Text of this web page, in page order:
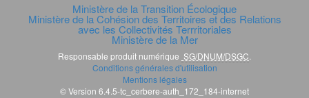
Ministère de la Transition Écologique
Ministère de la Cohésion des Territoires et des Relations
avec les Collectivités Terrritoriales
Ministère de la Mer
Responsable produit numérique SG/DNUM/DSGC.
Conditions générales d'utilisation
Mentions légales
© Version 6.4.5-tc_cerbere-auth_172_184-internet